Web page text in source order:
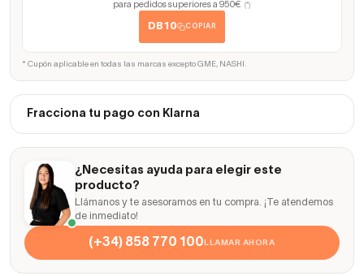
para pedidos superiores a 950€ (*)
DB10 COPIAR
* Cupón aplicable en todas las marcas excepto GME, NASHI.
Fracciona tu pago con Klarna
¿Necesitas ayuda para elegir este
producto?
Llámanos y te asesoramos en tu compra. ¡Te atendemos
de inmediato!
(+34) 858 770 100LLAMAR AHORA